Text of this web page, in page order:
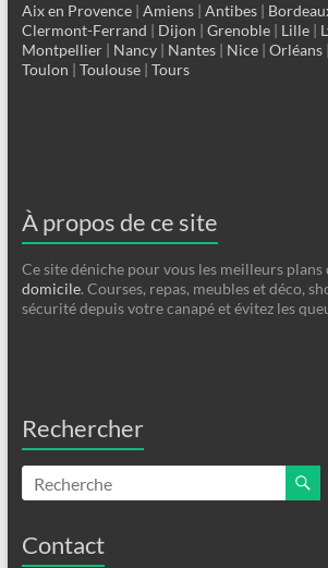
Aix en Provence| Amiens| Antibes|
Clermont-Ferrand | Dijon | Grenoble| Lille|
Montpellier| Nancy| Nantes| Nice| Orléans|
Toulon | Toulouse| Tours
À propos de ce site
Ce site déniche pour vous les meilleurs plans
domicile. Courses, repas, meubles et déco,
sécurité depuis votre canapé et évitez les
Rechercher
Contact